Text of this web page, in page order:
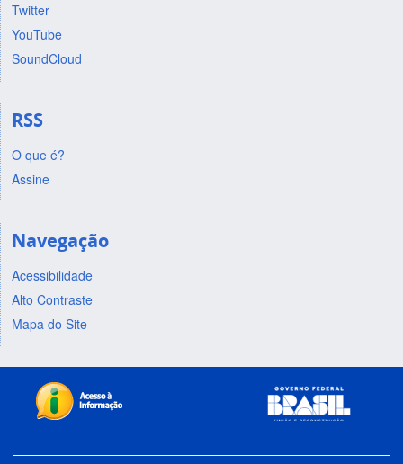
Twitter
YouTube
SoundCloud
RSS
O que é?
Assine
Navegação
Acessibilidade
Alto Contraste
Mapa do Site